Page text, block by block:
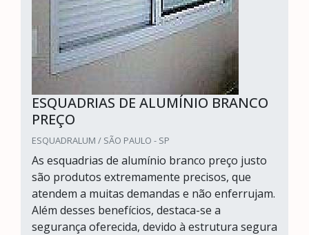
ESQUADRIAS DE ALUMÍNIO BRANCO
PREÇO
ESQUADRALUM / SÃO PAULO - SP
As esquadrias de alumínio branco preço justo
são produtos extremamente precisos, que
atendem a muitas demandas e não enferrujam.
Além desses benefícios, destaca-se a
segurança oferecida, devido à estrutura segura